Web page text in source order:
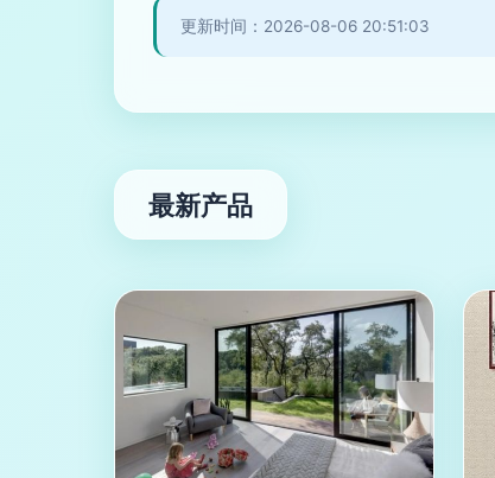
更新时间：2026-08-06 20:51:03
最新产品